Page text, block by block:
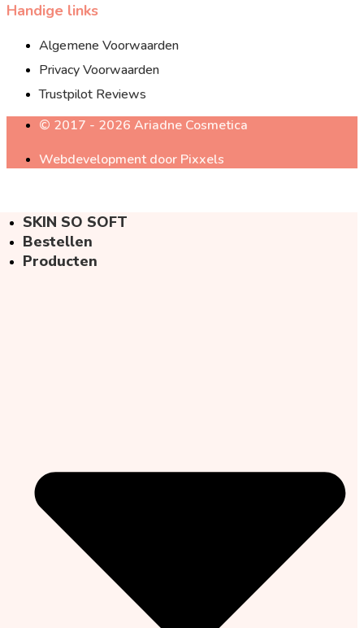
Handige links
Algemene Voorwaarden
Privacy Voorwaarden
Trustpilot Reviews
© 2017 - 2026 Ariadne Cosmetica
Webdevelopment door Pixxels
SKIN SO SOFT
Bestellen
Producten